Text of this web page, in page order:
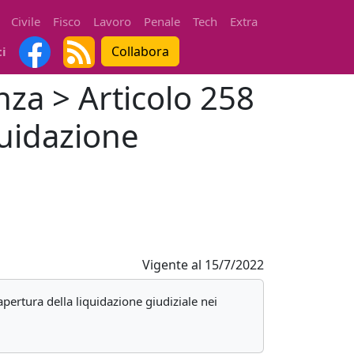
Civile Fisco Lavoro Penale Tech
Extra
Collabora
> Articolo 258
Vigente al 15/7/2022
della liquidazione giudiziale nei